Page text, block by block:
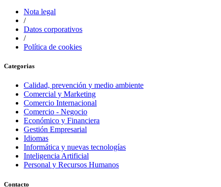
Nota legal
/
Datos corporativos
/
Política de cookies
Categorias
Calidad, prevención y medio ambiente
Comercial y Marketing
Comercio Internacional
Comercio - Negocio
Económico y Financiera
Gestión Empresarial
Idiomas
Informática y nuevas tecnologías
Inteligencia Artificial
Personal y Recursos Humanos
Contacto